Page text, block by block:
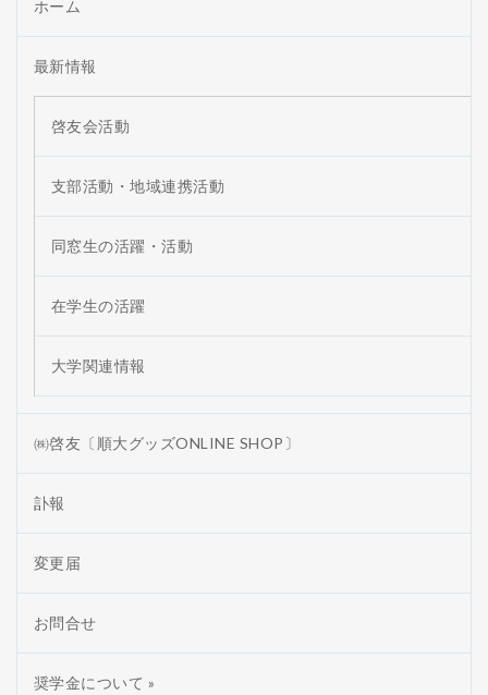
ホーム
最新情報
啓友会活動
支部活動・地域連携活動
同窓生の活躍・活動
在学生の活躍
大学関連情報
㈱啓友〔順大グッズONLINE SHOP〕
訃報
変更届
お問合せ
奨学金について »